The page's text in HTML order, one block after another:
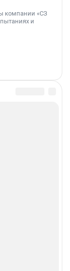
компании «СЗ
и